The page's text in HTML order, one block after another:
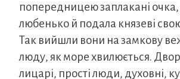
попередницею заплакані очка,
любенько й подала князеві
Так вийшли вони на замкову
люду, як море хвилюється.
лицарі, прості люди, духовні,